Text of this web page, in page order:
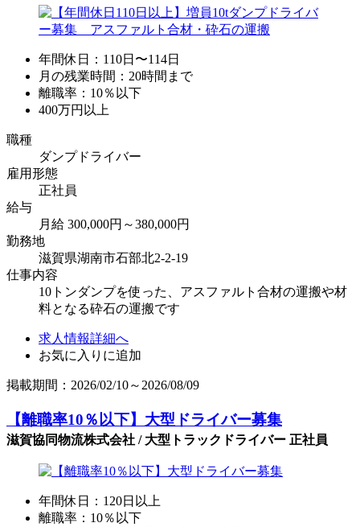
年間休日：110日〜114日
月の残業時間：20時間まで
離職率：10％以下
400万円以上
職種
ダンプドライバー
雇用形態
正社員
給与
月給 300,000円～380,000円
勤務地
滋賀県湖南市石部北2-2-19
仕事内容
10トンダンプを使った、アスファルト合材の運搬や材
料となる砕石の運搬です
求人情報詳細へ
お気に入りに追加
掲載期間：2026/02/10～2026/08/09
【離職率10％以下】大型ドライバー募集
滋賀協同物流株式会社 / 大型トラックドライバー 正社員
年間休日：120日以上
離職率：10％以下